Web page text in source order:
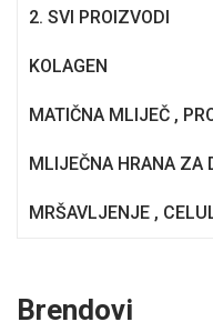
2. SVI PROIZVODI
KOLAGEN
MATIČNA MLIJEČ ,
MLIJEČNA HRANA ZA
MRŠAVLJENJE ,
Brendovi